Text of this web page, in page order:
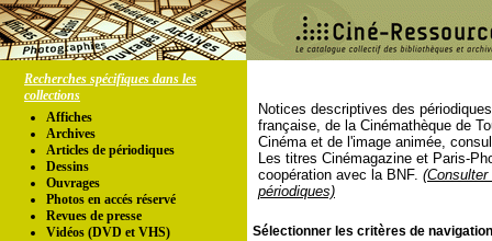
Recherches spécifiques dans les
collections
Affiches
Archives
Articles de périodiques
Dessins
Ouvrages
Photos en accés réservé
Revues de presse
Vidéos (DVD et VHS)
Notices descriptives des
française, de la Cinémathèque de
Cinéma et de l'image animée,
Les titres Cinémagazine et Paris-
coopération avec la BNF.
périodiques)
Sélectionner les critères de